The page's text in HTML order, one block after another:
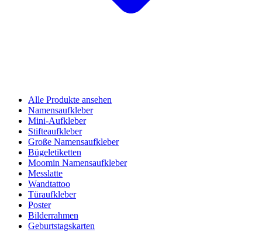
Alle Produkte ansehen
Namensaufkleber
Mini-Aufkleber
Stifteaufkleber
Große Namensaufkleber
Bügeletiketten
Moomin Namensaufkleber
Messlatte
Wandtattoo
Türaufkleber
Poster
Bilderrahmen
Geburtstagskarten